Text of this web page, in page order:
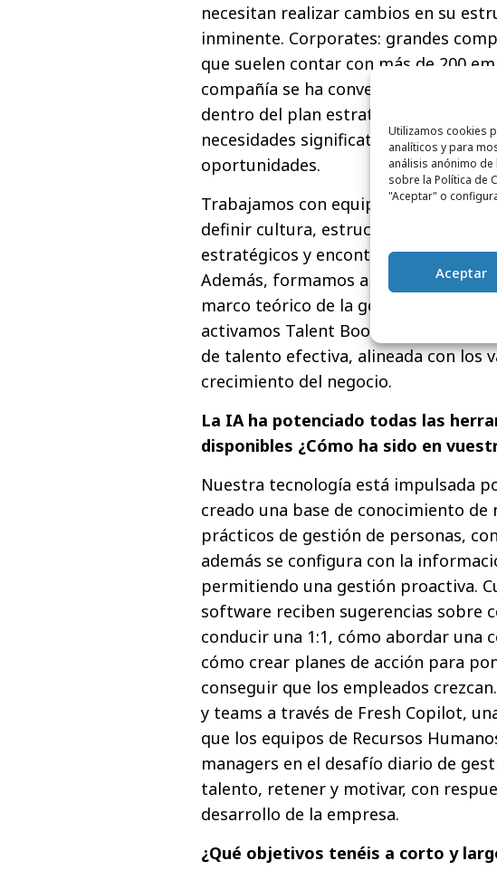
Utilizamos cookies
analíticos y para
análisis anónimo
sobre la Política de
"Aceptar" o
Aceptar
necesitan realizar cambios en su
inminente. Corporates: grandes
que suelen contar con más de 200
compañía se ha convertido en una de
dentro del plan estratégico de Fresh
necesidades significativas y donde
oportunidades.
Trabajamos con equipos directivos y
definir cultura, estructura, plan de
estratégicos y encontrar el talento
Además, formamos a los managers
marco teórico de la gestión de
activamos Talent Booster, software
de talento efectiva, alineada con los
crecimiento del negocio.
La IA ha potenciado todas las
disponibles ¿Cómo ha sido en
Nuestra tecnología está impulsada
creado una base de conocimiento
prácticos de gestión de personas,
además se configura con la
permitiendo una gestión proactiva.
software reciben sugerencias sobre
conducir una 1:1, cómo abordar una
cómo crear planes de acción para
conseguir que los empleados
y teams a través de Fresh Copilot,
que los equipos de Recursos
managers en el desafío diario de
talento, retener y motivar, con
desarrollo de la empresa.
¿Qué objetivos tenéis a corto y